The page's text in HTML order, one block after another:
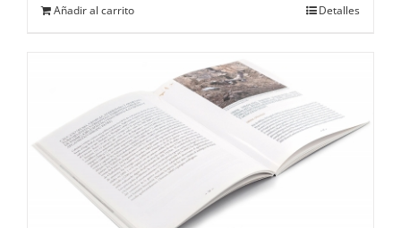
Añadir al carrito Detalles